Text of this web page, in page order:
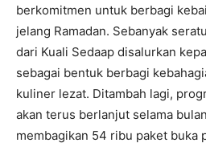
berkomitmen untuk berbagi
jelang Ramadan. Sebanyak
dari Kuali Sedaap disalurkan
sebagai bentuk berbagi
kuliner lezat. Ditambah lagi,
akan terus berlanjut selama
membagikan 54 ribu paket buka